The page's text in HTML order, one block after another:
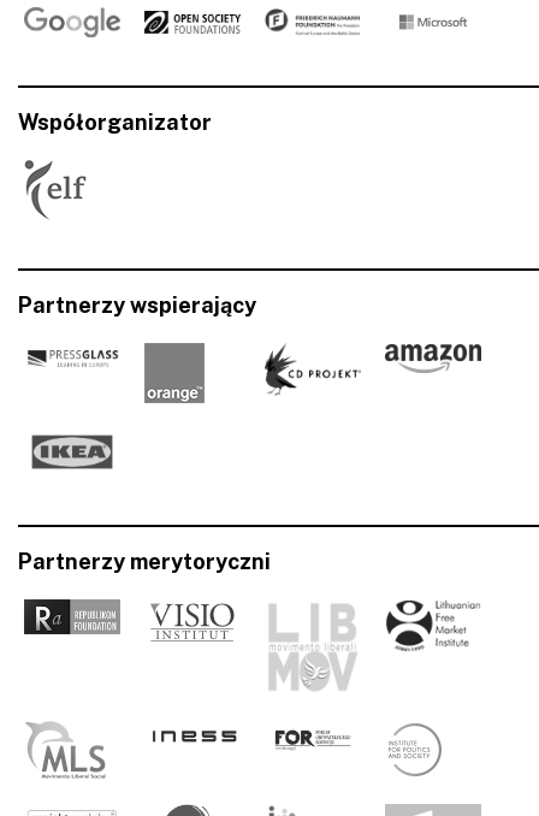
Współorganizator
Partnerzy wspierający
Partnerzy merytoryczni